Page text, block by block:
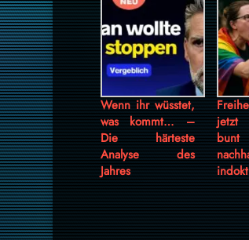
Wenn ihr wüsstet,
was kommt… –
Die härteste
Analyse des
Jahres